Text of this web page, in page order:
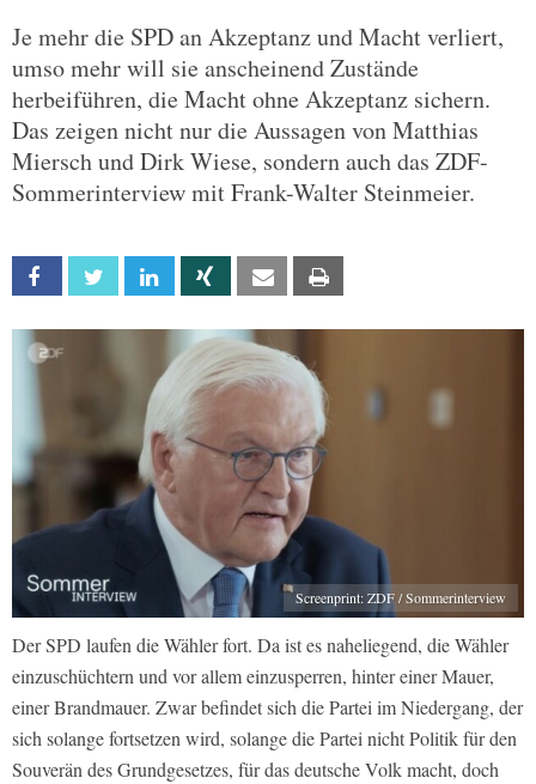
Je mehr die SPD an Akzeptanz und Macht verliert,
umso mehr will sie anscheinend Zustände
herbeiführen, die Macht ohne Akzeptanz sichern.
Das zeigen nicht nur die Aussagen von Matthias
Miersch und Dirk Wiese, sondern auch das ZDF-
Sommerinterview mit Frank-Walter Steinmeier.
Facebook Twitter Linkedin Xing Email
Screenprint: ZDF / Sommerinterview
Der SPD laufen die Wähler fort. Da ist es naheliegend, die Wähler
einzuschüchtern und vor allem einzusperren, hinter einer Mauer,
einer Brandmauer. Zwar befindet sich die Partei im Niedergang, der
sich solange fortsetzen wird, solange die Partei nicht Politik für den
Souverän des Grundgesetzes, für das deutsche Volk macht, doch